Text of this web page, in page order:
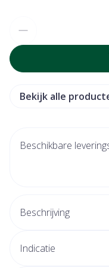
Bekijk alle
Beschikbare
Beschrijving
Beschermt 48 uur
Indicatie